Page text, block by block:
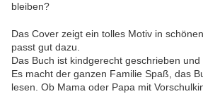
bleiben?
Das Cover zeigt ein tolles Motiv in
passt gut dazu.
Das Buch ist kindgerecht geschrieben und
Es macht der ganzen Familie Spaß, das
lesen. Ob Mama oder Papa mit